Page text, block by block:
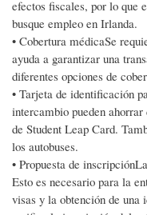
efectos fiscales, por lo que
busque empleo en Irlanda.
• Cobertura médicaSe
ayuda a garantizar una
diferentes opciones de
• Tarjeta de identificación
intercambio pueden
de Student Leap Card.
los autobuses.
• Propuesta de
Esto es necesario para la
visas y la obtención de